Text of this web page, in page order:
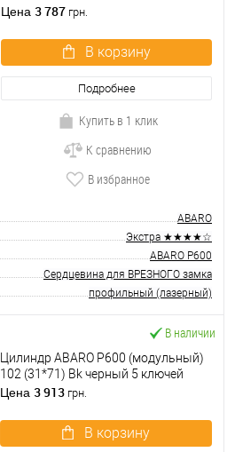
5 ключей
Цена 3 787 грн.
В корзину
Подробнее
Купить в 1 клик
К сравнению
В избранное
ABARO
Экстра ★★★★☆
ABARO P600
Сердцевина для ВРЕЗНОГО замка
профильный (лазерный)
В наличии
Цилиндр ABARO P600 (модульный)
102 (31*71) Bk черный 5 ключей
Цена 3 913 грн.
В корзину